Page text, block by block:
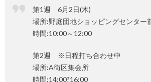
第1週 6月2日(木)
場所:野庭団地ショッピングセンター
時間:10:00～12:00
第2週 ※日程打ち合わせ中
場所:A街区集会所
時間:14:00?16:00